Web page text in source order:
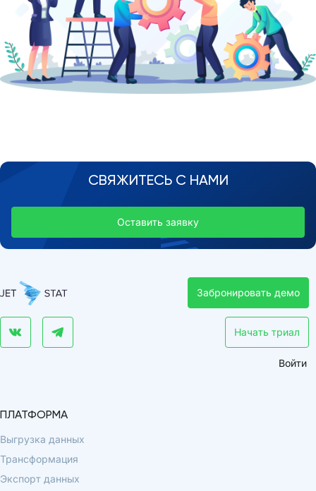
СВЯЖИТЕСЬ С НАМИ
Оставить заявку
Забронировать демо
Начать триал
Войти
ПЛАТФОРМА
Выгрузка данных
Трансформация
Экспорт данных